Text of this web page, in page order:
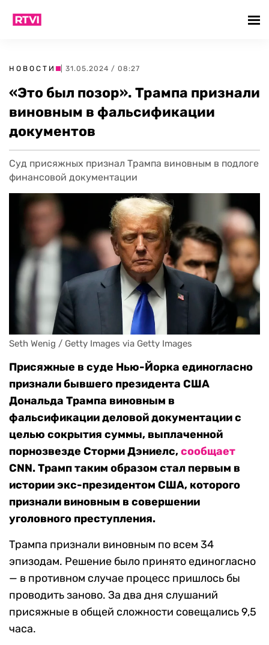
НОВОСТИ | 31.05.2024 / 08:27
«Это был позор». Трампа признали
виновным в фальсификации
документов
Суд присяжных признал Трампа виновным в подлоге
финансовой документации
Seth Wenig / Getty Images via Getty Images
Присяжные в суде Нью-Йорка единогласно
признали бывшего президента США
Дональда Трампа виновным в
фальсификации деловой документации с
целью сокрытия суммы, выплаченной
порнозвезде Сторми Дэниелс,сообщает
CNN. Трамп таким образом стал первым в
истории экс-президентом США, которого
признали виновным в совершении
уголовного преступления.
Трампа признали виновным по всем 34
эпизодам. Решение было принято единогласно
— в противном случае процесс пришлось бы
проводить заново. За два дня слушаний
присяжные в общей сложности совещались 9,5
часа.